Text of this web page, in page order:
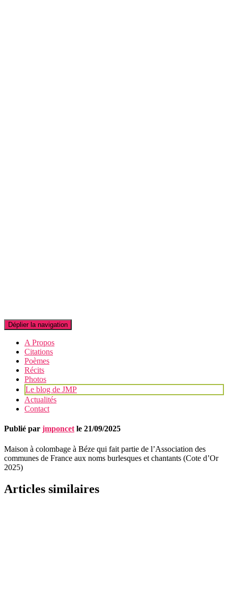
Déplier la navigation
A Propos
Citations
Poèmes
Récits
Photos
Le blog de JMP
Actualités
Contact
Publié par jmponcetle 21/09/2025
Maison à colombage à Béze qui fait partie de l’Association des
communes de France aux noms burlesques et chantants (Cote d’Or
2025)
Articles similaires